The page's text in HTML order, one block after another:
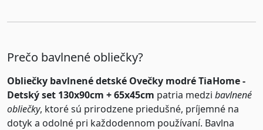
Prečo bavlnené obliečky?
Obliečky bavlnené detské Ovečky modré TiaHome -
Detský set 130x90cm + 65x45cm patria medzi bavlnené
obliečky, ktoré sú prirodzene priedušné, príjemné na
dotyk a odolné pri každodennom používaní. Bavlna